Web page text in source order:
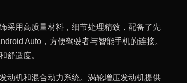
采用高质量材料，细节处理精致，配备了先
Auto，方便驾驶者与智能手机的连接。
舒适度。
动机和混合动力系统。涡轮增压发动机提供